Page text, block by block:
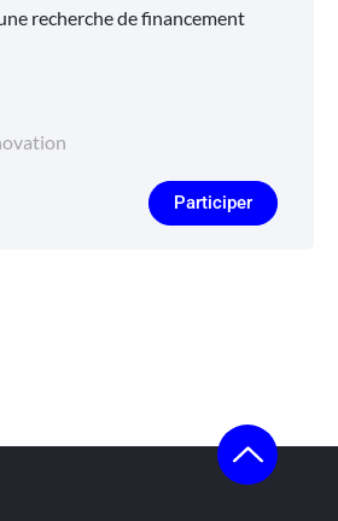
recherche de financement
Participer